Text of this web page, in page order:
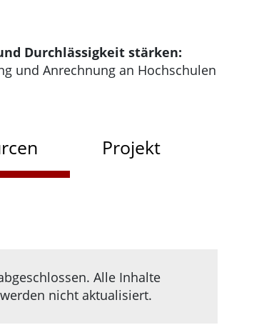
Durchlässigkeit stärken:
und Anrechnung an Hochschulen
Projekt
Alle Inhalte
nicht aktualisiert.